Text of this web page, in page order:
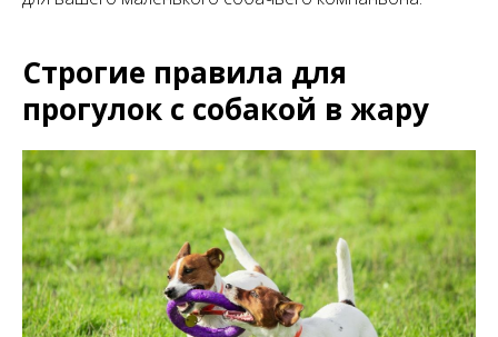
Строгие правила для
прогулок с собакой в жару